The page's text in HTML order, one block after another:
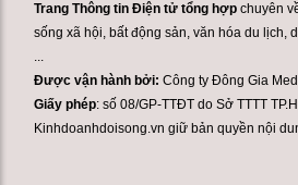
Trang Thông tin Điện tử tổng hợp chuyên
sống xã hội, bất động sản, văn hóa du lịch,
...
Được vận hành bởi:Công ty Đông Gia
Giấy phép: số 08/GP-TTĐT do Sở TTTT
Kinhdoanhdoisong.vn giữ bản quyền nội